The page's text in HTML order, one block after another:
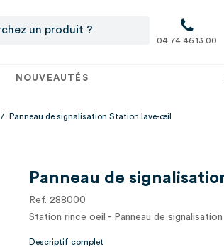
04 74 46 13 00
NOUVEAUTÉS
/ Panneau de signalisation Station lave-œil
Panneau de
Ref. 288000
Station rince oeil - Panneau de signalisation
Descriptif complet